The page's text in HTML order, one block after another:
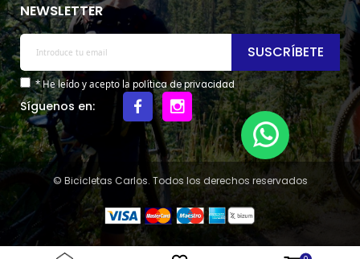
NEWSLETTER
SUSCRÍBETE
* He leído y acepto lapolítica de privacidad
Síguenos en:
© Bicicletas Carlos. Todos los derechos reservados